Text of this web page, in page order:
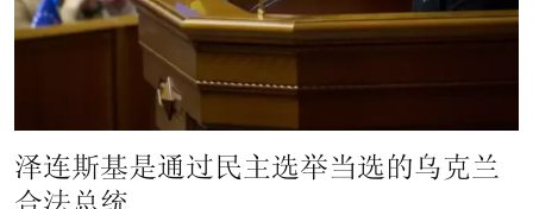
泽连斯基是通过民主选举当选的乌克兰
合法总统